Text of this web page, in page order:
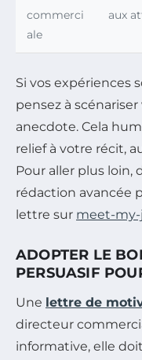
commerci
ale
aux
Si vos expériences
pensez à
anecdote. Cela
relief à votre récit,
Pour aller plus loin,
rédaction avancée
lettre sur meet-
ADOPTER LE
PERSUASIF
Une lettre de
directeur
informative, elle